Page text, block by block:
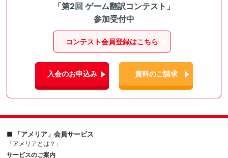
「第2回 ゲーム翻訳コンテスト」
参加受付中
コンテスト会員登録はこちら
入会のお申込み 資料のご請求
■ 「アメリア」会員サービス
「アメリアとは？」
サービスのご案内